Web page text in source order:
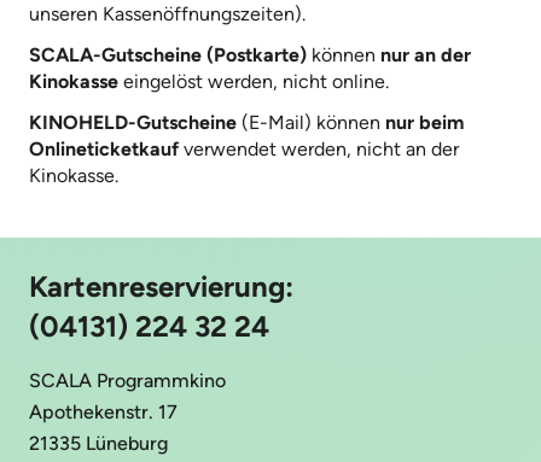
unseren Kassenöffnungszeiten).
SCALA-Gutscheine (Postkarte) können nur an der
Kinokasse eingelöst werden, nicht online.
KINOHELD-Gutscheine (E-Mail) können nur beim
Onlineticketkauf verwendet werden, nicht an der
Kinokasse.
Kartenreservierung:
(04131) 224 32 24
SCALA Programmkino
Apothekenstr. 17
21335 Lüneburg